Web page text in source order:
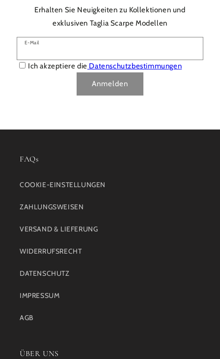
Erhalten Sie Neuigkeiten zu Kollektionen und
exklusiven Taglia Scarpe Modellen
E-Mail
Ich akzeptiere die Datenschutzbestimmungen
Anmelden
FAQs
COOKIE-EINSTELLUNGEN
ZAHLUNGSWEISEN
VERSAND & LIEFERUNG
WIDERRUFSRECHT
DATENSCHUTZ
IMPRESSUM
AGB
ÜBER UNS